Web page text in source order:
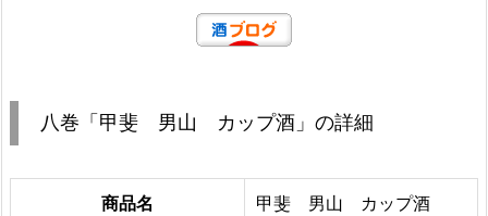
八巻「甲斐 男山 カップ酒」の詳細
商品名 甲斐 男山 カップ酒